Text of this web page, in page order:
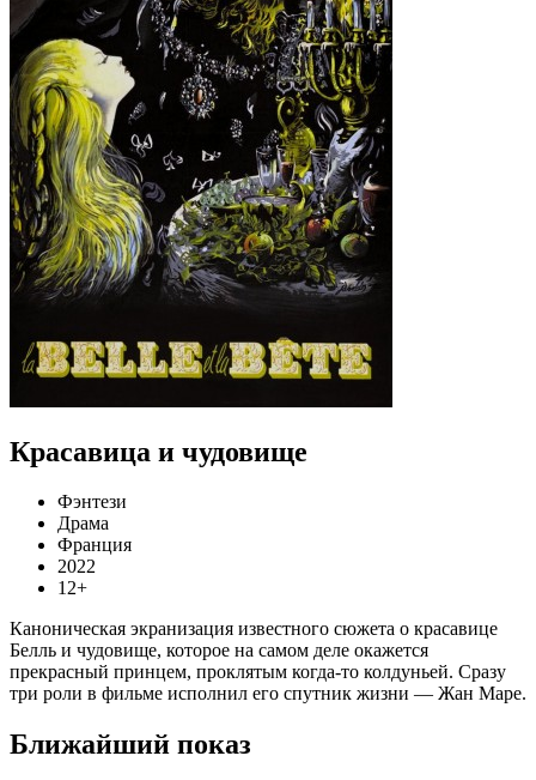
Красавица и чудовище
Фэнтези
Драма
Франция
2022
12+
Каноническая экранизация известного сюжета о красавице
Белль и чудовище, которое на самом деле окажется
прекрасный принцем, проклятым когда-то колдуньей. Сразу
три роли в фильме исполнил его спутник жизни — Жан Маре.
Ближайший показ